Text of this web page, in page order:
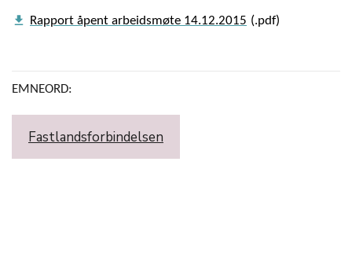
get_app Rapport åpent arbeidsmøte 14.12.2015
EMNEORD:
Fastlandsforbindelsen